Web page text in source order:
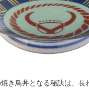
き鳥丼となる秘訣は、長